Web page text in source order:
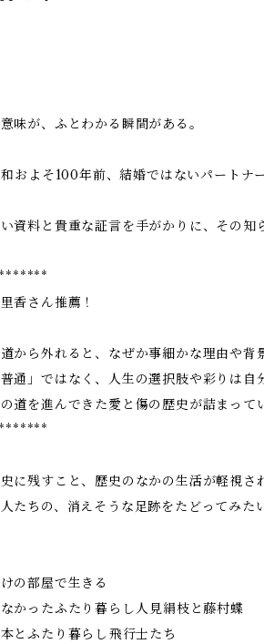
味が、ふとわかる瞬間がある。
――およそ100年前、結婚ではないパート
資料と貴重な証言を手がかりに、その知
香さん推薦！
から外れると、なぜか事細かな理由や背
通」ではなく、人生の選択肢や彩りは自
道を進んできた愛と傷の歴史が詰まって
史に残すこと、歴史のなかの生活が軽視
たちの、消えそうな足跡をたどってみた
の部屋で生きる
ったふたり暮らし――人見絹枝と藤村蝶
ふたり暮らし――飛行士たち